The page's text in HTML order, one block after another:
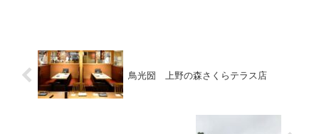
鳥光圀 上野の森さくらテラス店